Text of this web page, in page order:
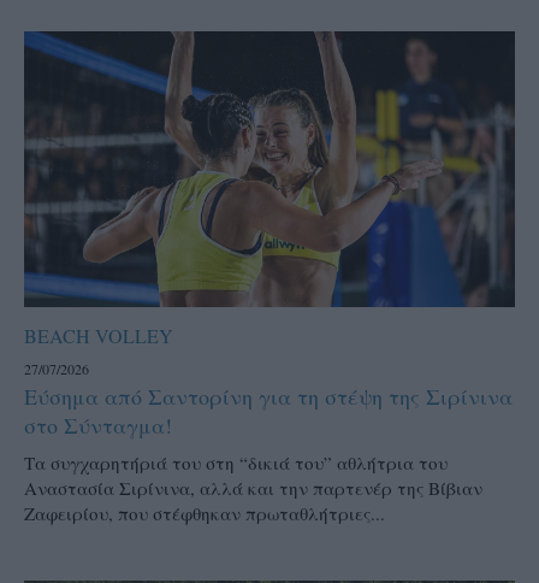
BEACH VOLLEY
27/07/2026
Εύσημα από Σαντορίνη για τη στέψη της Σιρίνινα
στο Σύνταγμα!
Τα συγχαρητήριά του στη “δικιά του” αθλήτρια του
Αναστασία Σιρίνινα, αλλά και την παρτενέρ της Βίβιαν
Ζαφειρίου, που στέφθηκαν πρωταθλήτριες...